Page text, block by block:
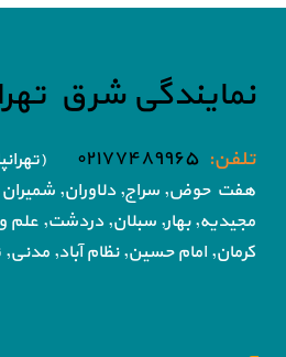
نمایندگی شرق
تلفن: ۰۲۱۷۷۴۸۹۹۶۵
هفت حوض, سراج, دلاوران,
مجیدیه, بهار, سبلان, دردشت,
کرمان, امام حسین, نظام آباد, مدنی,